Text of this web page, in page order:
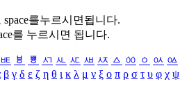
를누르시면됩니다.
를 누르시면 됩니다.
ㅷ ㅸ ㅹ ㅺ ㅻ ㅼ ㅽ ㅾ ㅿ ㆀ ㆁ ㆂ ㆃ
β γ δ ε ζ η θ ι κ λ μ ν ξ ο π ρ σ τ υ φ χ ψ